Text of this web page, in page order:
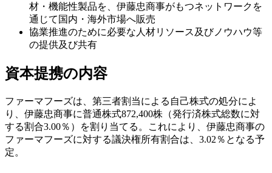
材・機能性製品を、伊藤忠商事がもつネットワークを
通じて国内・海外市場へ販売
協業推進のために必要な人材リソース及びノウハウ等
の提供及び共有
資本提携の内容
ファーマフーズは、第三者割当による自己株式の処分によ
り、伊藤忠商事に普通株式872,400株（発行済株式総数に対
する割合3.00％）を割り当てる。これにより、伊藤忠商事の
ファーマフーズに対する議決権所有割合は、3.02％となる予
定。